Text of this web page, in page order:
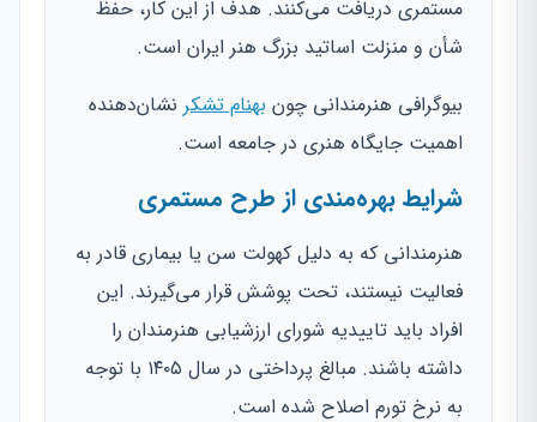
مستمری دریافت می‌کنند. هدف از این کار، حفظ
شأن و منزلت اساتید بزرگ هنر ایران است.
بیوگرافی هنرمندانی چون بهنام تشکر نشان‌دهنده
اهمیت جایگاه هنری در جامعه است.
شرایط بهره‌مندی از طرح مستمری
هنرمندانی که به دلیل کهولت سن یا بیماری قادر به
فعالیت نیستند، تحت پوشش قرار می‌گیرند. این
افراد باید تاییدیه شورای ارزشیابی هنرمندان را
داشته باشند. مبالغ پرداختی در سال ۱۴۰۵ با توجه
به نرخ تورم اصلاح شده است.